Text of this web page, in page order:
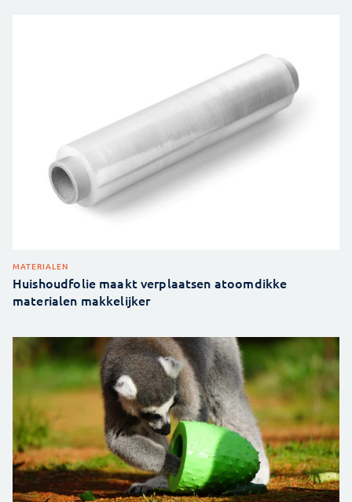
MATERIALEN
Huishoudfolie maakt verplaatsen atoomdikke
materialen makkelijker